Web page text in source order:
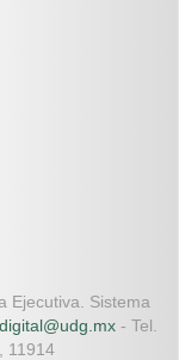
Ejecutiva. Sistema
- Tel.
11914